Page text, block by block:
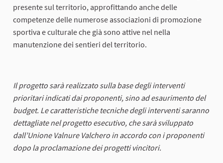
presente sul territorio, approfittando anche delle
competenze delle numerose associazioni di promozione
sportiva e culturale che già sono attive nel nella
manutenzione dei sentieri del territorio.
Il progetto sarà realizzato sulla base degli interventi
prioritari indicati dai proponenti, sino ad esaurimento del
budget. Le caratteristiche tecniche degli interventi saranno
dettagliate nel progetto esecutivo, che sarà sviluppato
dall’Unione Valnure Valchero in accordo con i proponenti
dopo la proclamazione dei progetti vincitori.